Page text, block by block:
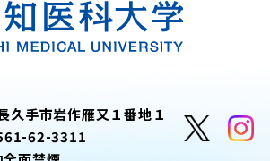
久手市岩作雁又１番地１
62-3311